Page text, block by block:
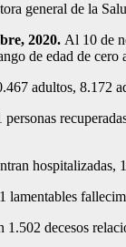
general de la
2020. Al 10 de
de edad de cero
adultos, 8.172
lamentables
1.502 decesos